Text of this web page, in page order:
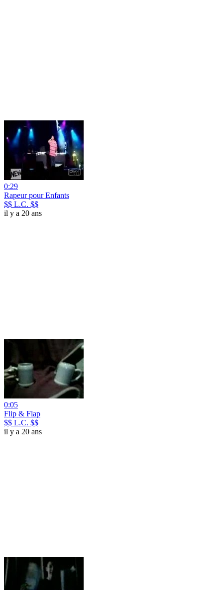
0:29
Rapeur pour Enfants
$$ L.C. $$
il y a 20 ans
0:05
Flip & Flap
$$ L.C. $$
il y a 20 ans